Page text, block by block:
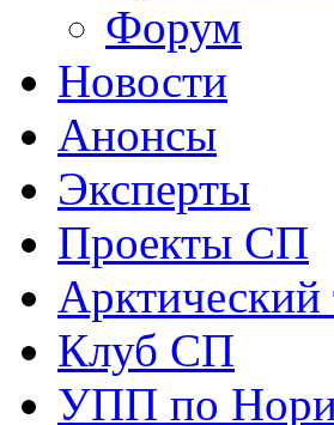
Форум
Новости
Анонсы
Эксперты
Проекты СП
Арктический
Клуб СП
УПП по